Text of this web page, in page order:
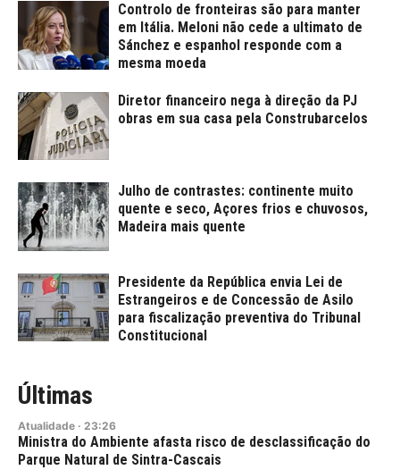
Controlo de fronteiras são para manter
em Itália. Meloni não cede a ultimato de
Sánchez e espanhol responde com a
mesma moeda
Diretor financeiro nega à direção da PJ
obras em sua casa pela Construbarcelos
Julho de contrastes: continente muito
quente e seco, Açores frios e chuvosos,
Madeira mais quente
Presidente da República envia Lei de
Estrangeiros e de Concessão de Asilo
para fiscalização preventiva do Tribunal
Constitucional
Últimas
Atualidade · 23:26
Ministra do Ambiente afasta risco de desclassificação do
Parque Natural de Sintra-Cascais